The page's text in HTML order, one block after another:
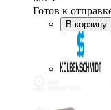
Готов к
В корзину